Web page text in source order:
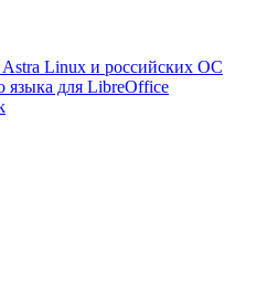
Astra Linux и российских ОС
языка для LibreOffice